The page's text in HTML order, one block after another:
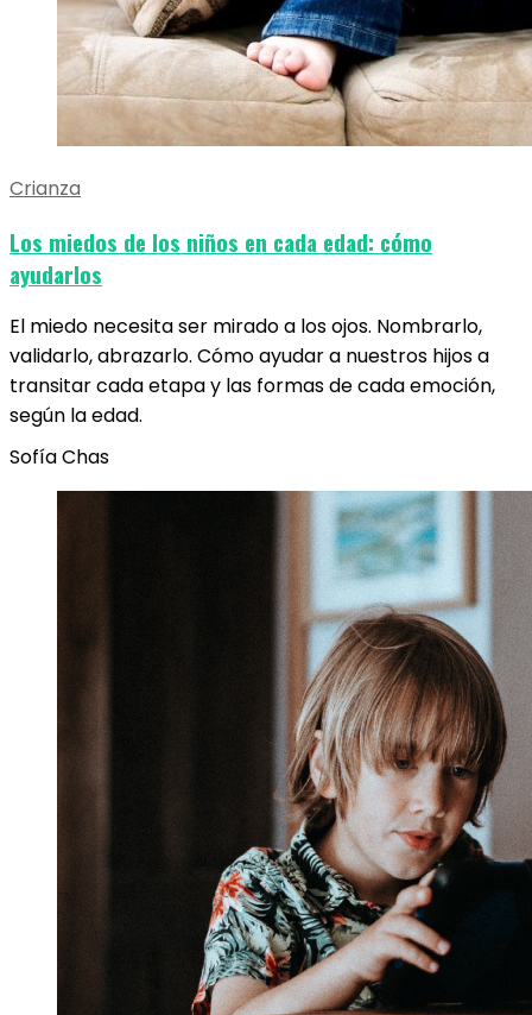
Crianza
Los miedos de los niños en cada edad: cómo
ayudarlos
El miedo necesita ser mirado a los ojos. Nombrarlo,
validarlo, abrazarlo. Cómo ayudar a nuestros hijos a
transitar cada etapa y las formas de cada emoción,
según la edad.
Sofía Chas